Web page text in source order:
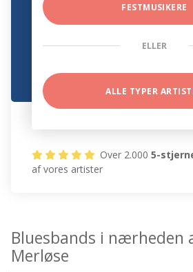
FESTMUSIKERE
ELLER
ALLE TYPER
Over 2.0005-
af vores artister
Bluesbands i nærheden
Merløse